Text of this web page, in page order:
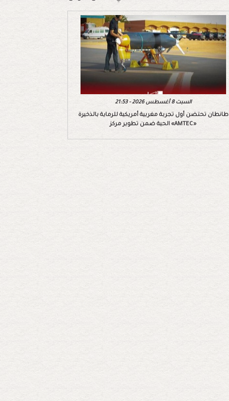
السبت 8 أغسطس 2026 - 21:53
طانطان تحتضن أول تجربة مغربية أمريكية للرماية بالذخيرة
الحية ضمن تطوير مركز «AMTEC»